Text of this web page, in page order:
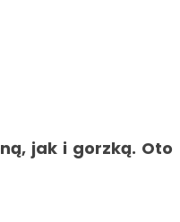
jak i gorzką. Oto